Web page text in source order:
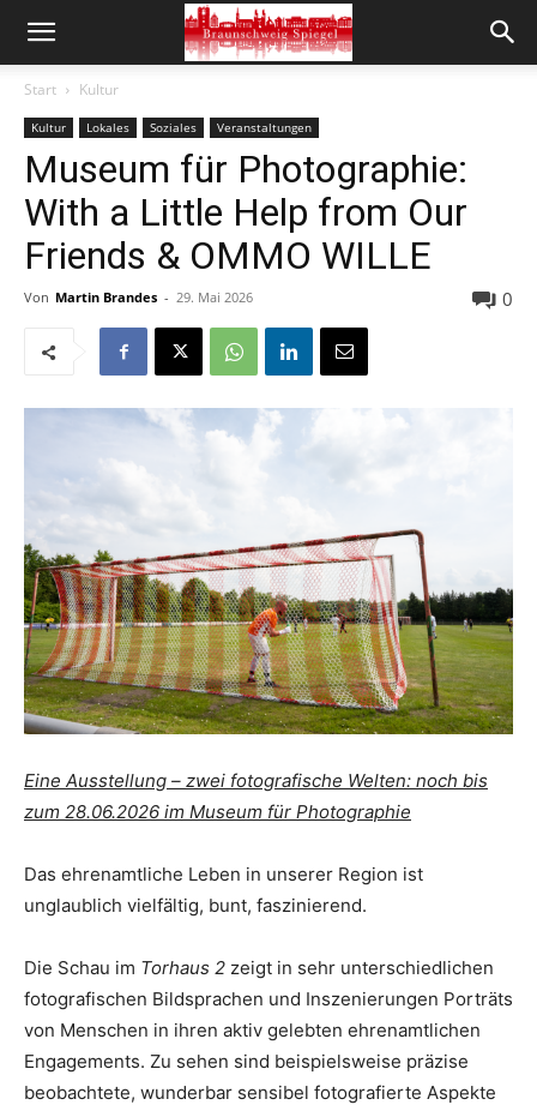
Start Kultur
Kultur Lokales Soziales Veranstaltungen
Museum für Photographie:
With a Little Help from Our
Friends & OMMO WILLE
Von Martin Brandes - 29. Mai 2026 0
Eine Ausstellung – zwei fotografische Welten: noch bis
zum 28.06.2026 im Museum für Photographie
Das ehrenamtliche Leben in unserer Region ist
unglaublich vielfältig, bunt, faszinierend.
Die Schau im Torhaus 2 zeigt in sehr unterschiedlichen
fotografischen Bildsprachen und Inszenierungen Porträts
von Menschen in ihren aktiv gelebten ehrenamtlichen
Engagements. Zu sehen sind beispielsweise präzise
beobachtete, wunderbar sensibel fotografierte Aspekte